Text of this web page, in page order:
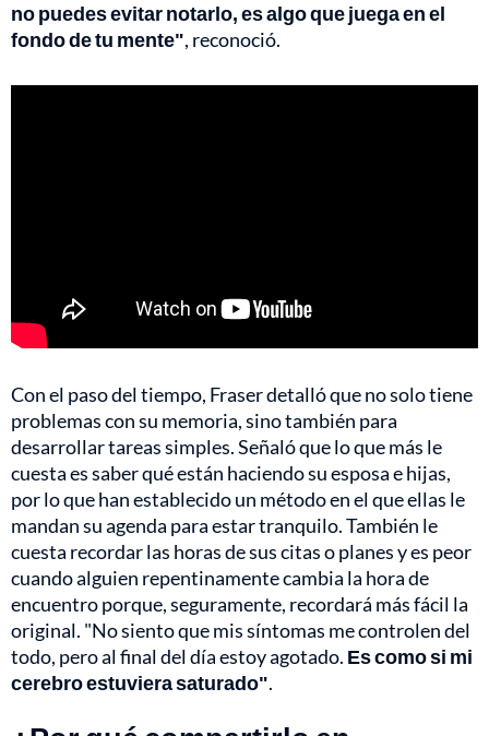
no puedes evitar notarlo, es algo que juega en el
fondo de tu mente", reconoció.
Con el paso del tiempo, Fraser detalló que no solo tiene
problemas con su memoria, sino también para
desarrollar tareas simples. Señaló que lo que más le
cuesta es saber qué están haciendo su esposa e hijas,
por lo que han establecido un método en el que ellas le
mandan su agenda para estar tranquilo. También le
cuesta recordar las horas de sus citas o planes y es peor
cuando alguien repentinamente cambia la hora de
encuentro porque, seguramente, recordará más fácil la
original. "No siento que mis síntomas me controlen del
todo, pero al final del día estoy agotado. Es como si mi
cerebro estuviera saturado".